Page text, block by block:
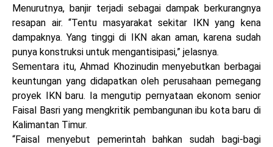
Menurutnya, banjir terjadi sebagai dampak berkurangnya
resapan air. “Tentu masyarakat sekitar IKN yang kena
dampaknya. Yang tinggi di IKN akan aman, karena sudah
punya konstruksi untuk mengantisipasi,” jelasnya.
Sementara itu, Ahmad Khozinudin menyebutkan berbagai
keuntungan yang didapatkan oleh perusahaan pemegang
proyek IKN baru. Ia mengutip pernyataan ekonom senior
Faisal Basri yang mengkritik pembangunan ibu kota baru di
Kalimantan Timur.
“Faisal menyebut pemerintah bahkan sudah bagi-bagi